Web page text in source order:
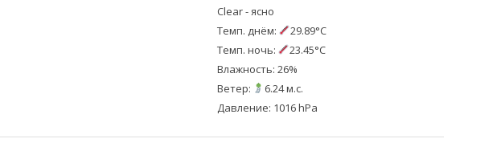
Clear - ясно
Темп. днём:
29.89°C
Темп. ночь:
23.45°C
Влажность: 26%
Ветер:
6.24 м.с.
Давление: 1016 hPa